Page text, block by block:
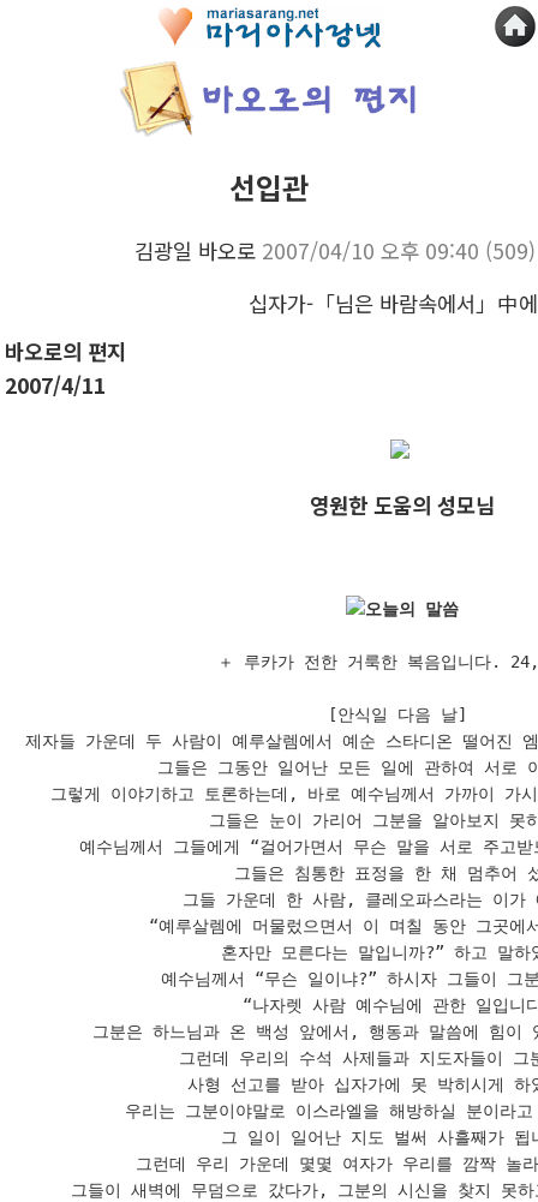
선입관
김광일 바오로 2007/04/10 오후 09:40 (509)
십자가-「님은 바람속에서」中
바오로의 편지
2007/4/11
영원한 도움의 성모님
오늘의 말씀
＋ 루카가 전한 거룩한 복음입니다.
[안식일 다음 날]
제자들 가운데 두 사람이 예루살렘에서 예순 스타디온 떨어진
그들은 그동안 일어난 모든 일에 관하여 서로
그렇게 이야기하고 토론하는데, 바로 예수님께서 가까이
그들은 눈이 가리어 그분을 알아보지
예수님께서 그들에게 “걸어가면서 무슨 말을 서로 주고
그들은 침통한 표정을 한 채 멈추어
그들 가운데 한 사람, 클레오파스라는 이
“예루살렘에 머물렀으면서 이 며칠 동안 그곳
혼자만 모른다는 말입니까?” 하고 말
예수님께서 “무슨 일이냐?” 하시자 그들이 그
“나자렛 사람 예수님에 관한 일입
그분은 하느님과 온 백성 앞에서, 행동과 말씀에 힘
그런데 우리의 수석 사제들과 지도자들이
사형 선고를 받아 십자가에 못 박히시게
우리는 그분이야말로 이스라엘을 해방하실 분이라
그 일이 일어난 지도 벌써 사흘째가
그런데 우리 가운데 몇몇 여자가 우리를 깜짝
그들이 새벽에 무덤으로 갔다가, 그분의 시신을 찾지 못